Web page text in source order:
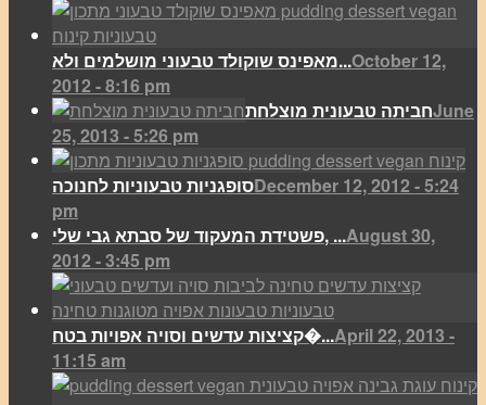
מאפינס שוקולד טבעוני מושלמים ולא...October 12,
2012 - 8:16 pm
חביתה טבעונית מוצלחתJune
25, 2013 - 5:26 pm
סופגניות טבעוניות לחנוכהDecember 12, 2012 - 5:24
pm
פשטידת המעקוד של סבתא גבי שלי, ...August 30,
2012 - 3:45 pm
קציצות עדשים וסויה אפויות בטח�...April 22, 2013 -
11:15 am